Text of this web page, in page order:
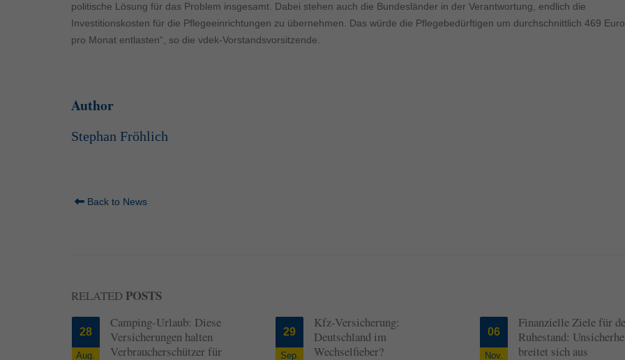
politische Lösung für das Problem insgesamt. Dabei stehen auch die Bundesländer in der Verantwortung, endlich die
Investitionskosten für die Pflegeeinrichtungen zu übernehmen. Das würde die Pflegebedürftigen um durchschnittlich 469 Euro
pro Monat entlasten“, so die vdek-Vorstandsvorsitzende.
Author
Stephan Fröhlich
Back to News
RELATED POSTS
28
Aug.
Camping-Urlaub: Diese
Versicherungen halten
Verbraucherschützer für
29
Sep.
Kfz-Versicherung:
Deutschland im
Wechselfieber?
06
Nov.
Finanzielle Ziele für
Ruhestand:
breitet sich aus